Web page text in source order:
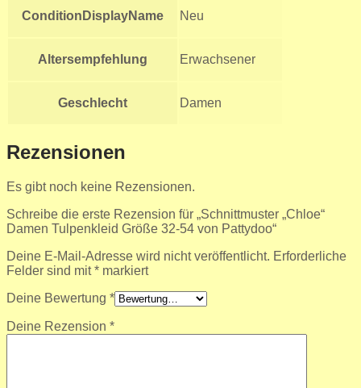
ConditionDisplayName Neu
Altersempfehlung Erwachsener
Geschlecht Damen
Rezensionen
Es gibt noch keine Rezensionen.
Schreibe die erste Rezension für „Schnittmuster „Chloe“
Damen Tulpenkleid Größe 32-54 von Pattydoo“
Deine E-Mail-Adresse wird nicht veröffentlicht. Erforderliche
Felder sind mit* markiert
Deine Bewertung *
Deine Rezension *